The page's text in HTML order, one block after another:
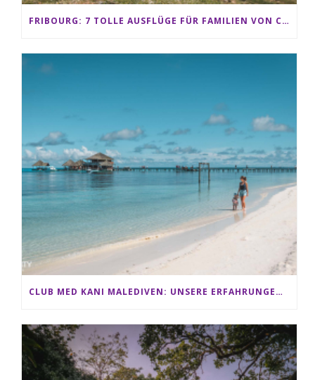
FRIBOURG: 7 TOLLE AUSFLÜGE FÜR FAMILIEN VON CHARMEY BIS LES PACCOTS
CLUB MED KANI MALEDIVEN: UNSERE ERFAHRUNGEN IM ALL-INCLUSIVE PARADIES